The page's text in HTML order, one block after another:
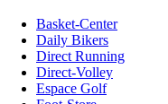
Basket-Center
Daily Bikers
Direct Running
Direct-Volley
Espace Golf